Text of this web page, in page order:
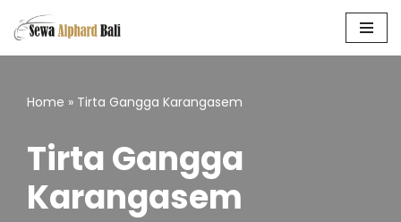
Home » Tirta Gangga Karangasem
Tirta Gangga
Karangasem